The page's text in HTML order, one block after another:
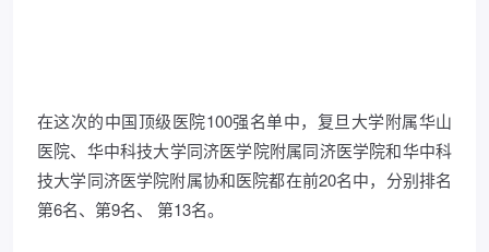
在这次的中国顶级医院100强名单中，复旦大学附属华山
医院、华中科技大学同济医学院附属同济医学院和华中科
技大学同济医学院附属协和医院都在前20名中，分别排名
第6名、第9名、 第13名。